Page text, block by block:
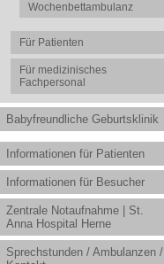
Wochenbettambulanz
Für Patienten
Für medizinisches
Fachpersonal
Babyfreundliche Geburtsklinik
Informationen für Patienten
Informationen für Besucher
Zentrale Notaufnahme | St.
Anna Hospital Herne
Sprechstunden / Ambulanzen /